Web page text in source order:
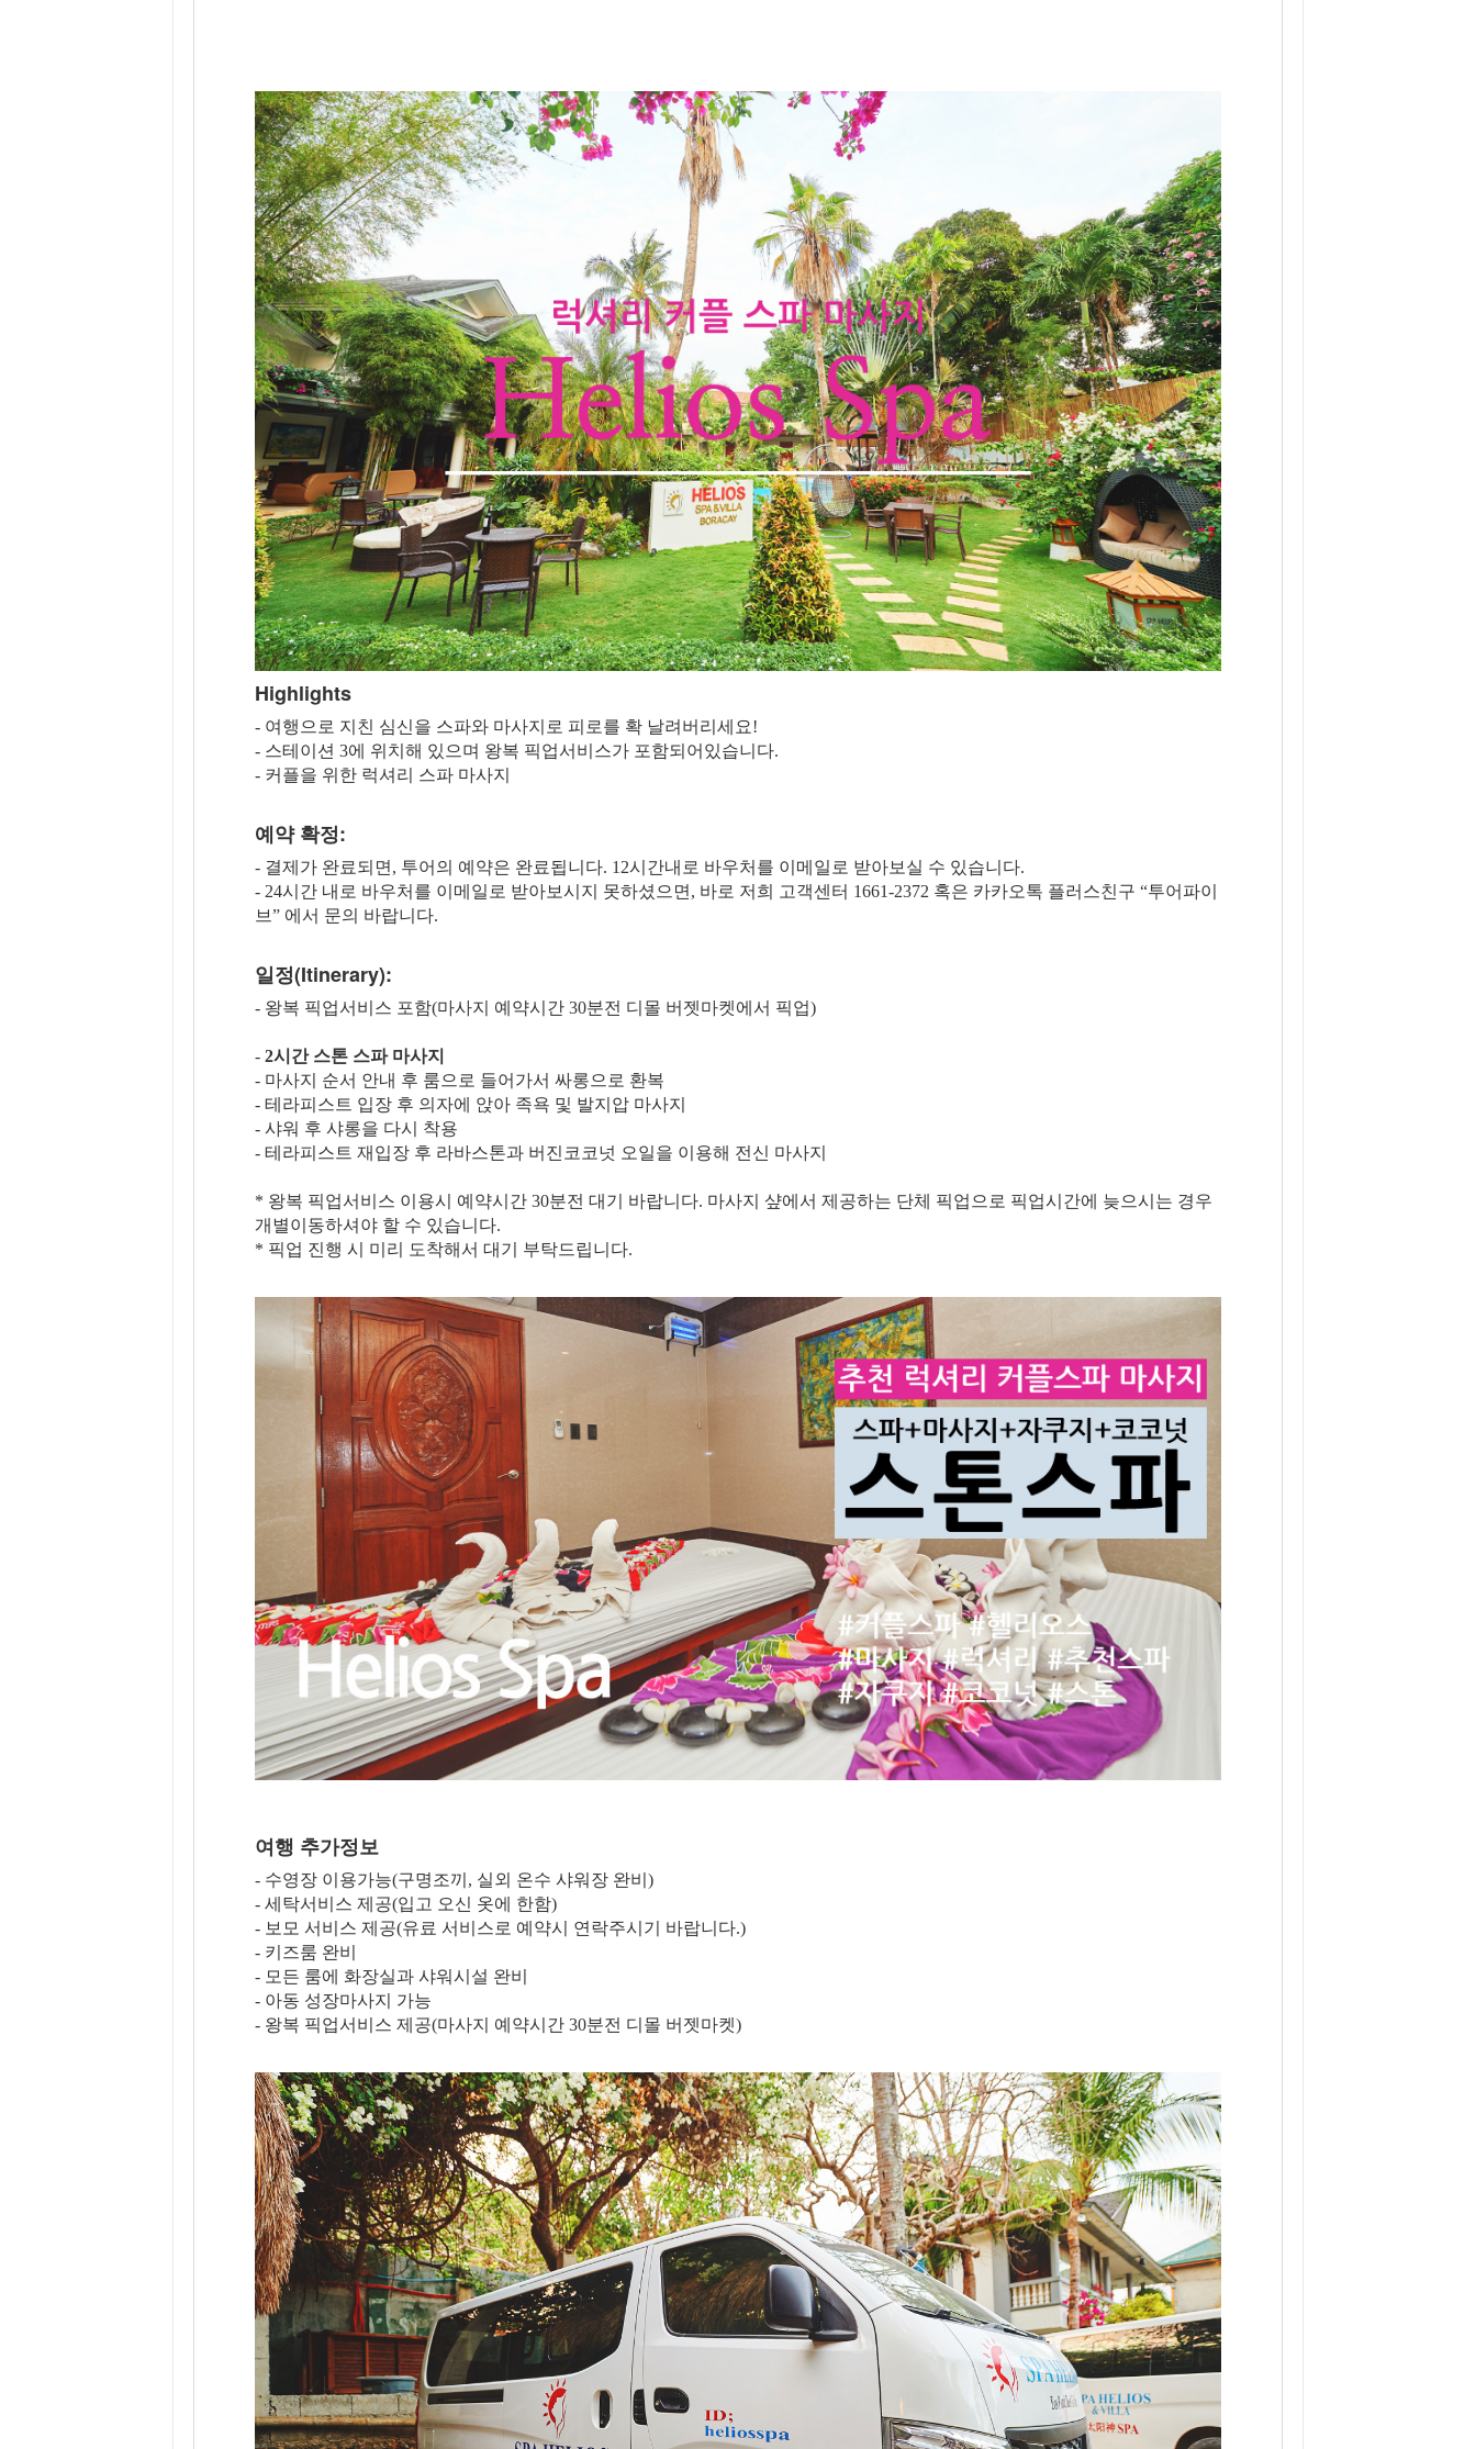
Highlights
- 여행으로 지친 심신을 스파와 마사지로 피로를 확 날려버리세요!
- 스테이션 3에 위치해 있으며 왕복 픽업서비스가 포함되어있습니다.
- 커플을 위한 럭셔리 스파 마사지
예약 확정:
- 결제가 완료되면, 투어의 예약은 완료됩니다. 12시간내로 바우처를 이메일로 받아보실 수 있습니다.
- 24시간 내로 바우처를 이메일로 받아보시지 못하셨으면, 바로 저희 고객센터 1661-2372 혹은 카카오톡 플러스친구 “투어파이
브” 에서 문의 바랍니다.
일정(Itinerary):
- 왕복 픽업서비스 포함(마사지 예약시간 30분전 디몰 버젯마켓에서 픽업)
- 2시간 스톤 스파 마사지
- 마사지 순서 안내 후 룸으로 들어가서 싸롱으로 환복
- 테라피스트 입장 후 의자에 앉아 족욕 및 발지압 마사지
- 샤워 후 샤롱을 다시 착용
- 테라피스트 재입장 후 라바스톤과 버진코코넛 오일을 이용해 전신 마사지
* 왕복 픽업서비스 이용시 예약시간 30분전 대기 바랍니다. 마사지 샾에서 제공하는 단체 픽업으로 픽업시간에 늦으시는 경우
개별이동하셔야 할 수 있습니다.
* 픽업 진행 시 미리 도착해서 대기 부탁드립니다.
여행 추가정보
- 수영장 이용가능(구명조끼, 실외 온수 샤워장 완비)
- 세탁서비스 제공(입고 오신 옷에 한함)
- 보모 서비스 제공(유료 서비스로 예약시 연락주시기 바랍니다.)
- 키즈룸 완비
- 모든 룸에 화장실과 샤워시설 완비
- 아동 성장마사지 가능
- 왕복 픽업서비스 제공(마사지 예약시간 30분전 디몰 버젯마켓)